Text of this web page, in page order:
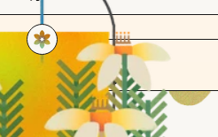
主調蠟燭是...